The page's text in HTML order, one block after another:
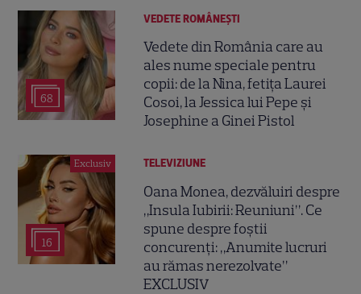
68
VEDETE ROMÂNEŞTI
Vedete din România care au
ales nume speciale pentru
copii: de la Nina, fetița Laurei
Cosoi, la Jessica lui Pepe și
Josephine a Ginei Pistol
Exclusiv
16
TELEVIZIUNE
Oana Monea, dezvăluiri despre
„Insula Iubirii: Reuniuni”. Ce
spune despre foștii
concurenți: „Anumite lucruri
au rămas nerezolvate”
EXCLUSIV